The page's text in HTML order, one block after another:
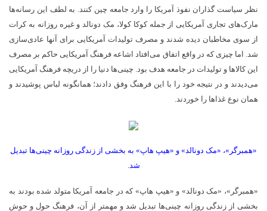
نظر سیاست گذاران نفوذ آمریکا را وارد جامعه چین کنند. به لطف این رسانه­‌ها
مارک­‌های تجاری آمریکایی از جمله کوکا کولا، مک دونالد و غیره روزانه به کرات
از سوی مخاطبان دیده شدند و مصرف تولیدات آمریکایی برای آنها عادی­‌سازی
شد. اما چیزی که در واقع اتفاق می­‌افتاد اشاعه فرهنگ آمریکایی حاکم بر مصرف
این کالا­ها و تولیدات در جامعه هدف بود. چینی­‌ها دنیا را از دریچه فرهنگ آمریکایی
می­‌دیدند و در نتیجه خود را با این فرهنگ وفق دادند؛ همانگونه لباس پوشیدند و
همان نوع غذاها را خوردند.
«همبرگر»، «مک دونالد» و «هیپ هاپ» به بخشی از زندگی روزانه چینی­‌ها تبدیل
شد.
«همبرگر»، «مک دونالد» و «هیپ هاپ» که در جامعه آمریکا متولد شده بودند به
بخشی از زندگی روزانه چینی­‌ها تبدیل شد و مهمتر از آن، فرهنگ حول و حوش